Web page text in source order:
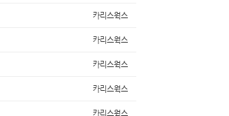
카리스웍스
카리스웍스
카리스웍스
카리스웍스
카리스웍스